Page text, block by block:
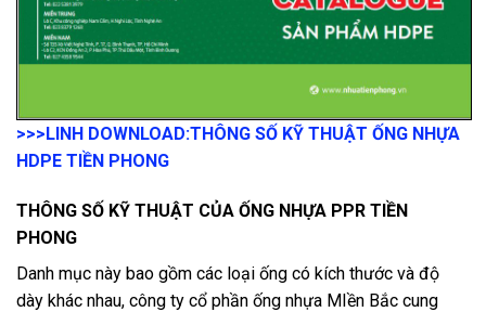
>>>LINH DOWNLOAD:THÔNG SỐ KỸ THUẬT ỐNG NHỰA
HDPE TIỀN PHONG
THÔNG SỐ KỸ THUẬT CỦA ỐNG NHỰA PPR TIỀN
PHONG
Danh mục này bao gồm các loại ống có kích thước và độ
dày khác nhau, công ty cổ phần ống nhựa MIền Bắc cung